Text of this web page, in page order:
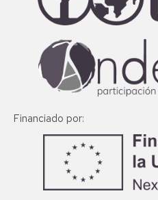
Financiado por: